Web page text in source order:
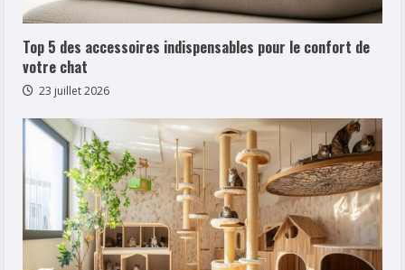
Top 5 des accessoires indispensables pour le confort de
votre chat
23 juillet 2026